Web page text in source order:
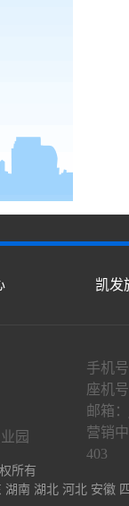
凯发
园
手机
座机
邮箱：
营销
403
所有
湖南 湖北 河北 安徽